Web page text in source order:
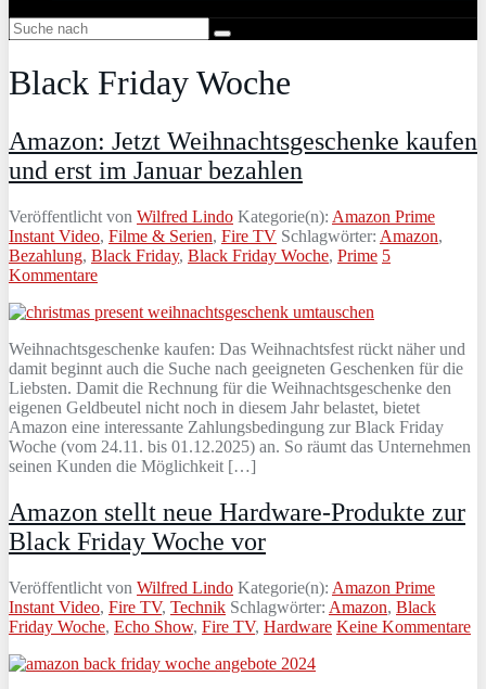
Black Friday Woche
Amazon: Jetzt Weihnachtsgeschenke kaufen
und erst im Januar bezahlen
Veröffentlicht von Wilfred Lindo Kategorie(n): Amazon Prime
Instant Video, Filme & Serien, Fire TV Schlagwörter: Amazon,
Bezahlung, Black Friday, Black Friday Woche, Prime 5
Kommentare
Weihnachtsgeschenke kaufen: Das Weihnachtsfest rückt näher und
damit beginnt auch die Suche nach geeigneten Geschenken für die
Liebsten. Damit die Rechnung für die Weihnachtsgeschenke den
eigenen Geldbeutel nicht noch in diesem Jahr belastet, bietet
Amazon eine interessante Zahlungsbedingung zur Black Friday
Woche (vom 24.11. bis 01.12.2025) an. So räumt das Unternehmen
seinen Kunden die Möglichkeit […]
Amazon stellt neue Hardware-Produkte zur
Black Friday Woche vor
Veröffentlicht von Wilfred Lindo Kategorie(n): Amazon Prime
Instant Video, Fire TV, Technik Schlagwörter: Amazon, Black
Friday Woche, Echo Show, Fire TV, Hardware Keine Kommentare